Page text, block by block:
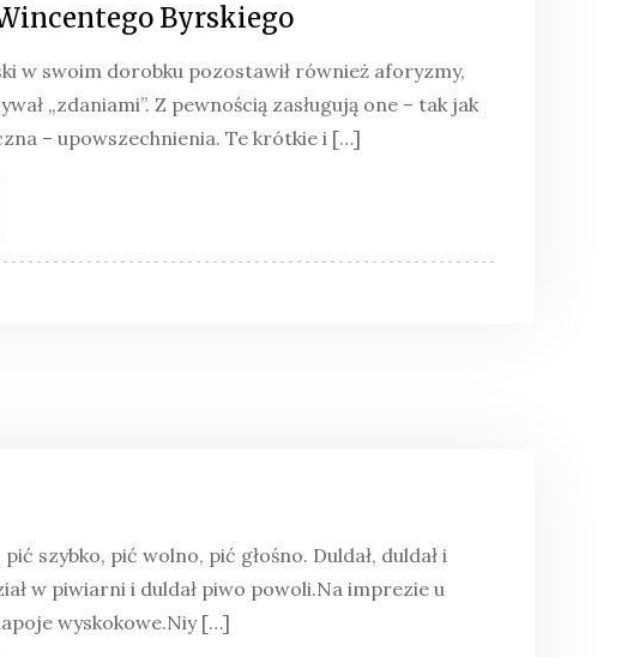
Byrskiego
w swoim dorobku pozostawił również aforyzmy,
„zdaniami”. Z pewnością zasługują one – tak jak
– upowszechnienia. Te krótkie i […]
pić szybko, pić wolno, pić głośno. Duldał, duldał i
w piwiarni i duldał piwo powoli.Na imprezie u
wyskokowe.Niy […]